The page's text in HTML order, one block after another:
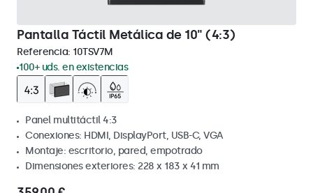
Pantalla Táctil Metálica de 10" (4:3)
Referencia: 10TSV7M
100+ uds. en existencias
Panel multitáctil 4:3
Conexiones: HDMI, DisplayPort, USB-C, VGA
Montaje: escritorio, pared, empotrado
Dimensiones exteriores: 228 x 183 x 41 mm